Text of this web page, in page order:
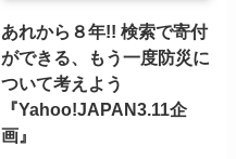
あれから８年!! 検索で寄付
ができる、もう一度防災に
ついて考えよう
『Yahoo!JAPAN3.11企
画』